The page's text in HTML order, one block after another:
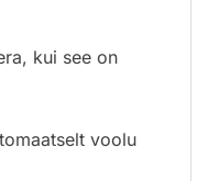
kui see on
voolu